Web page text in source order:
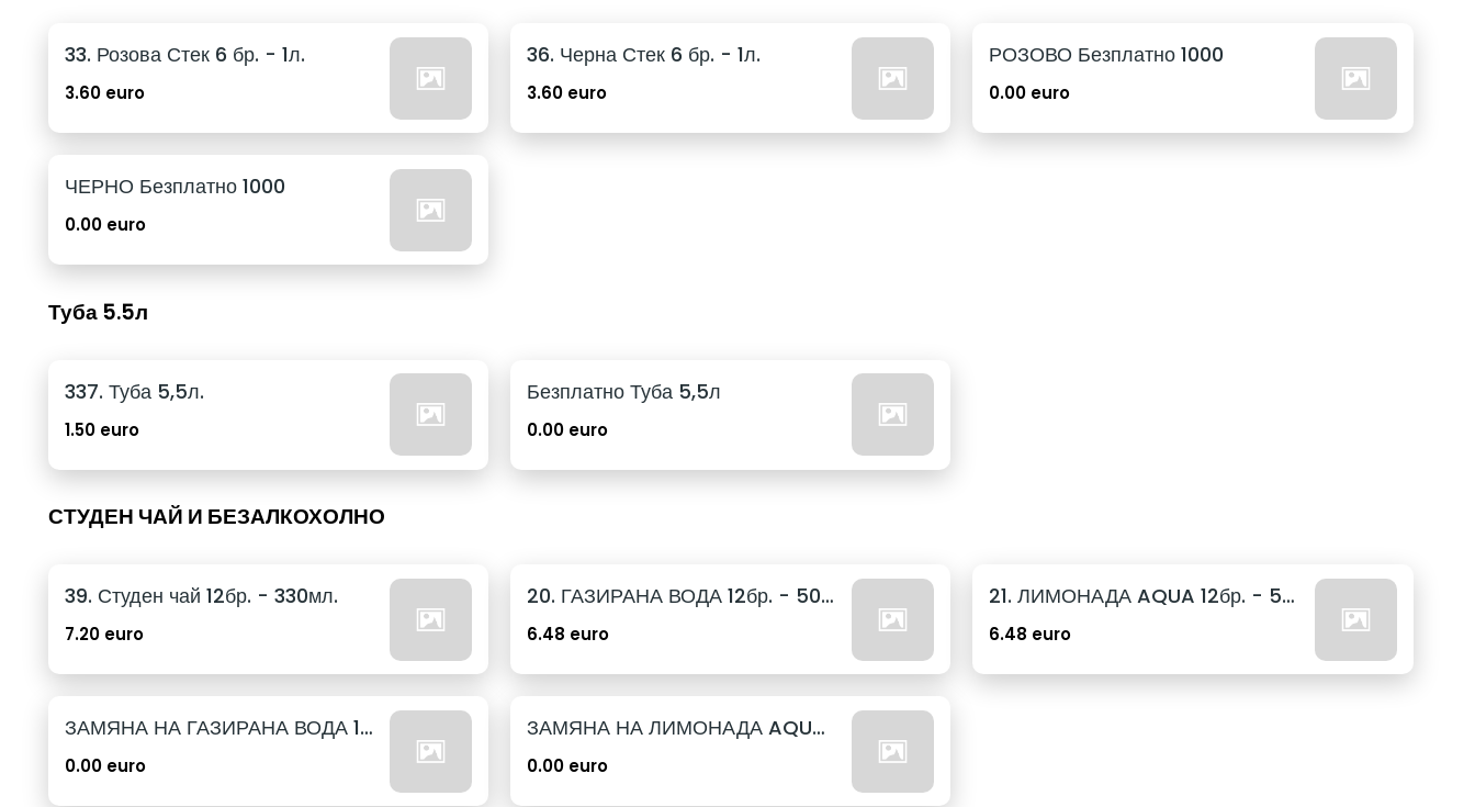
33. Розова Стек 6 бр. - 1л.
3.60 euro
36. Черна Стек 6 бр. - 1л.
3.60 euro
РОЗОВО Безплатно 1000
0.00 euro
ЧЕРНО Безплатно 1000
0.00 euro
Туба 5.5л
337. Туба 5,5л.
1.50 euro
Безплатно Туба 5,5л
0.00 euro
СТУДЕН ЧАЙ И БЕЗАЛКОХОЛНО
39. Студен чай 12бр. - 330мл.
7.20 euro
20. ГАЗИРАНА ВОДА 12бр. - 500мл
6.48 euro
21. ЛИМОНАДА AQUA 12бр. - 500мл
6.48 euro
ЗАМЯНА НА ГАЗИРАНА ВОДА 12бр. - 500мл
0.00 euro
ЗАМЯНА НА ЛИМОНАДА AQUA 12бр. - 500мл
0.00 euro